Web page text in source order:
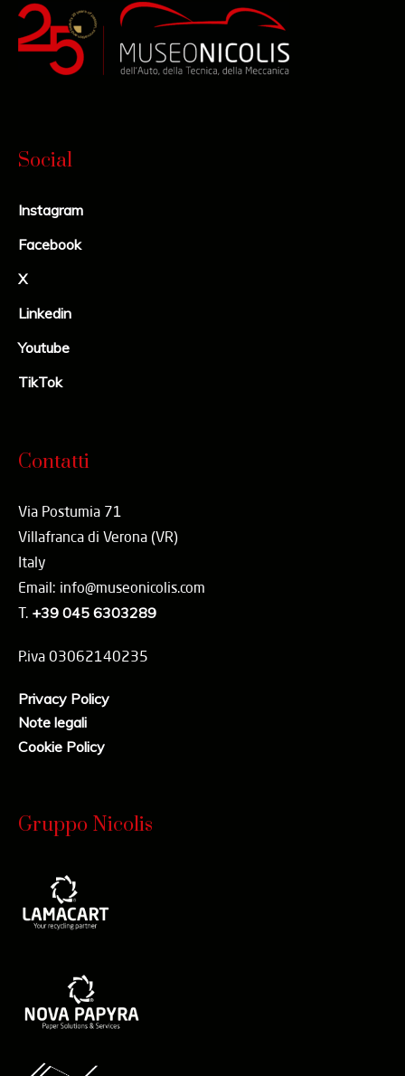
Social
Instagram
Facebook
X
Linkedin
Youtube
TikTok
Contatti
Via Postumia 71
Villafranca di Verona (VR)
Italy
Email: info@museonicolis.com
T. +39 045 6303289
P.iva 03062140235
Privacy Policy
Note legali
Cookie Policy
Gruppo Nicolis